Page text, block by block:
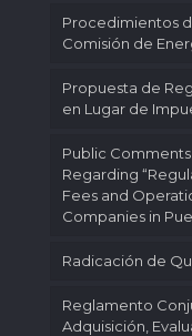
Procedimientos
Comisión de
Propuesta de
en Lugar de
Public
Regarding
Fees and
Companies in
Radicación de
Reglamento
Adquisición,